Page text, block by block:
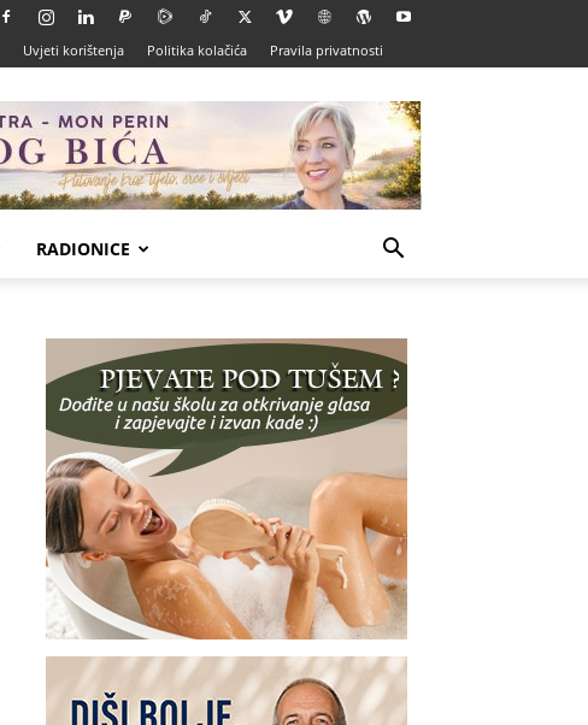
Uvjeti korištenja Politika kolačića Pravila privatnosti
RADIONICE